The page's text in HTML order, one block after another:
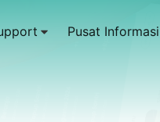
Pusat Informasi